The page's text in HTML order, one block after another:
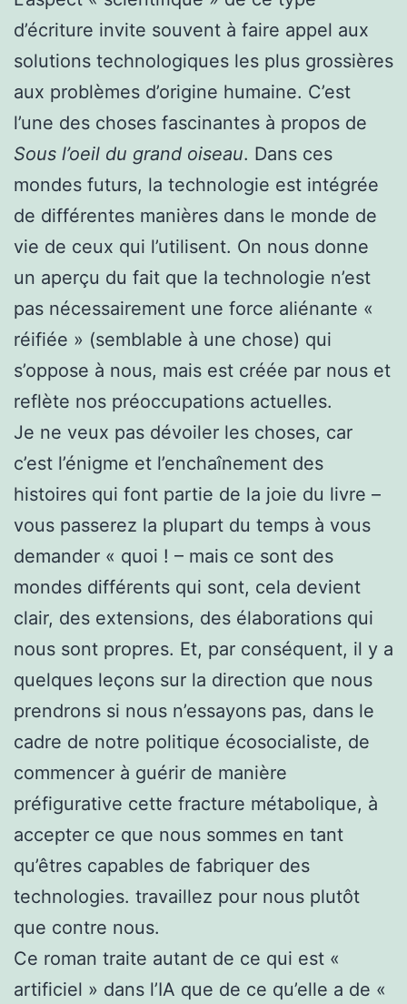
d’écriture invite souvent à faire appel aux
solutions technologiques les plus grossières
aux problèmes d’origine humaine. C’est
l’une des choses fascinantes à propos de
Sous l’oeil du grand oiseau. Dans ces
mondes futurs, la technologie est intégrée
de différentes manières dans le monde de
vie de ceux qui l’utilisent. On nous donne
un aperçu du fait que la technologie n’est
pas nécessairement une force aliénante «
réifiée » (semblable à une chose) qui
s’oppose à nous, mais est créée par nous et
reflète nos préoccupations actuelles.
Je ne veux pas dévoiler les choses, car
c’est l’énigme et l’enchaînement des
histoires qui font partie de la joie du livre –
vous passerez la plupart du temps à vous
demander « quoi ! – mais ce sont des
mondes différents qui sont, cela devient
clair, des extensions, des élaborations qui
nous sont propres. Et, par conséquent, il y a
quelques leçons sur la direction que nous
prendrons si nous n’essayons pas, dans le
cadre de notre politique écosocialiste, de
commencer à guérir de manière
préfigurative cette fracture métabolique, à
accepter ce que nous sommes en tant
qu’êtres capables de fabriquer des
technologies. travaillez pour nous plutôt
que contre nous.
Ce roman traite autant de ce qui est «
artificiel » dans l’IA que de ce qu’elle a de «